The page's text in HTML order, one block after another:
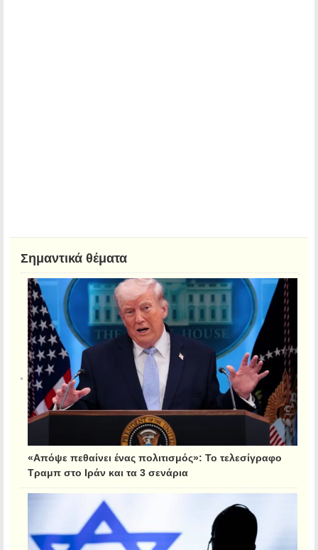
Σημαντικά θέματα
«Απόψε πεθαίνει ένας πολιτισμός»: Το τελεσίγραφο
Τραμπ στο Ιράν και τα 3 σενάρια